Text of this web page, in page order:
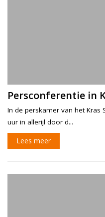
Persconferentie in
In de perskamer van het Kras
uur in allerijl door d...
Lees meer